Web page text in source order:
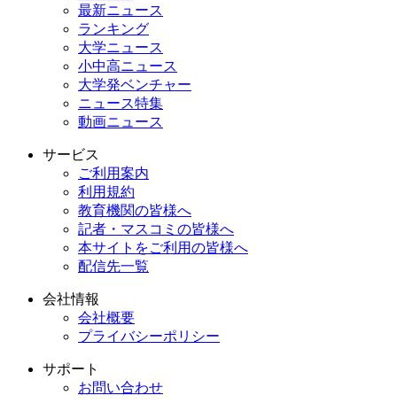
最新ニュース
ランキング
大学ニュース
小中高ニュース
大学発ベンチャー
ニュース特集
動画ニュース
サービス
ご利用案内
利用規約
教育機関の皆様へ
記者・マスコミの皆様へ
本サイトをご利用の皆様へ
配信先一覧
会社情報
会社概要
プライバシーポリシー
サポート
お問い合わせ